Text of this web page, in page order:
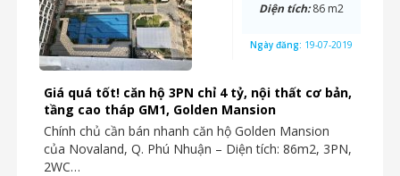
Giá quá tốt! căn hộ 3PN chỉ 4 tỷ, nội thất cơ bản,
tầng cao tháp GM1, Golden Mansion
Chính chủ cần bán nhanh căn hộ Golden Mansion
của Novaland, Q. Phú Nhuận – Diện tích: 86m2, 3PN,
2WC…
Diện tích:86 m2
Ngày đăng: 19-07-2019